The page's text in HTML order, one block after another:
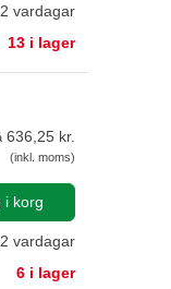
vardagar
13 i lager
636,25 kr.
(inkl. moms)
i korg
vardagar
6 i lager